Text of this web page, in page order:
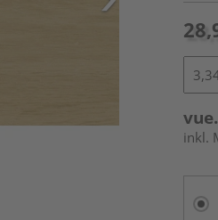
inkl.